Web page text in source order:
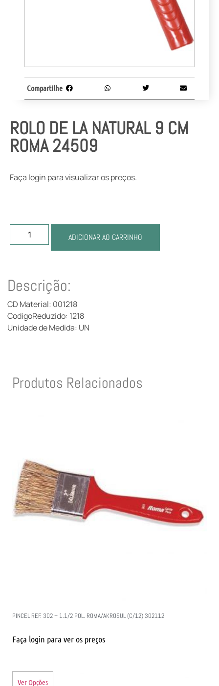
ROLO DE LA NATURAL 9 CM
ROMA 24509
Faça login para visualizar os preços.
ADICIONAR AO CARRINHO
Compartilhe
Descrição:
CD Material: 001218
CodigoReduzido: 1218
Unidade de Medida: UN
Produtos Relacionados
PINCEL REF. 302 – 1.1/2 POL. ROMA/AKROSUL (C/12) 302112
Faça login para ver os preços
Ver Opções